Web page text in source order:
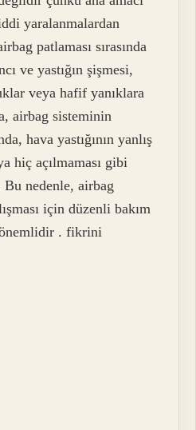
yaralanmalardan
patlaması sırasında
ve yastığın şişmesi,
veya hafif yanıklara
airbag sisteminin
hava yastığının yanlış
hiç açılmaması gibi
nedenle, airbag
için düzenli bakım
önemlidir . fikrini